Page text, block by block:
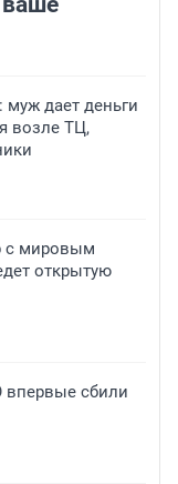
муж дает деньги
возле ТЦ,
с мировым
открытую
сбили